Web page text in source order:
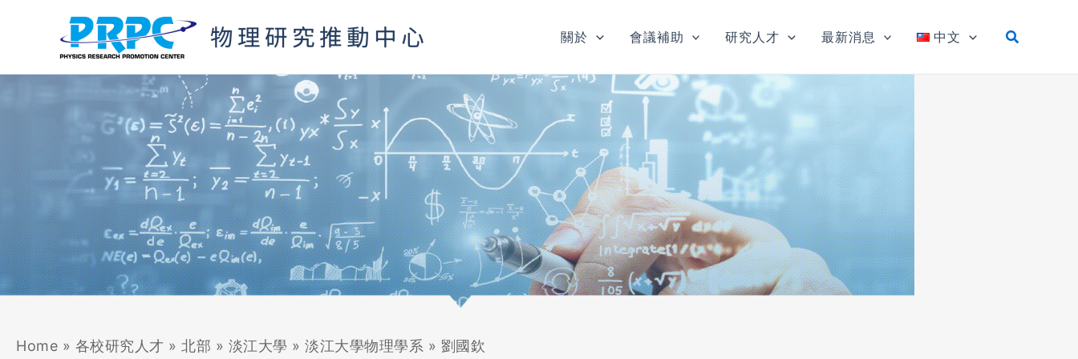
內
容
關於 會議補助 研究人才 最新消息 中文
Home » 各校研究人才 » 北部 » 淡江大學 » 淡江大學物理學系 » 劉國欽